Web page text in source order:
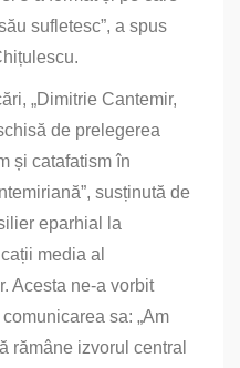
sufletesc”, a spus
„Dimitrie Cantemir,
de prelegerea
și catafatism în
susținută de
eparhial la
media al
Acesta ne‑a vorbit
sa: „Am
rămâne izvorul central